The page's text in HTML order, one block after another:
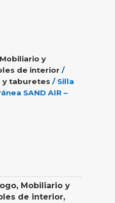
Mobiliario y
de interior /
y taburetes / Silla
SAND AIR –
, Mobiliario y
de interior,